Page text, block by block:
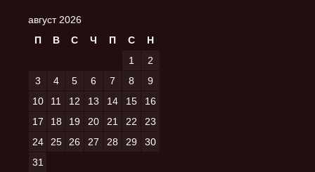
август 2026
П
В С Ч П С
Н
1
2
3
4 5 6 7 8
9
10
11 12 13 14 15
16
17
18 19 20 21 22
23
24
25 26 27 28 29
30
31